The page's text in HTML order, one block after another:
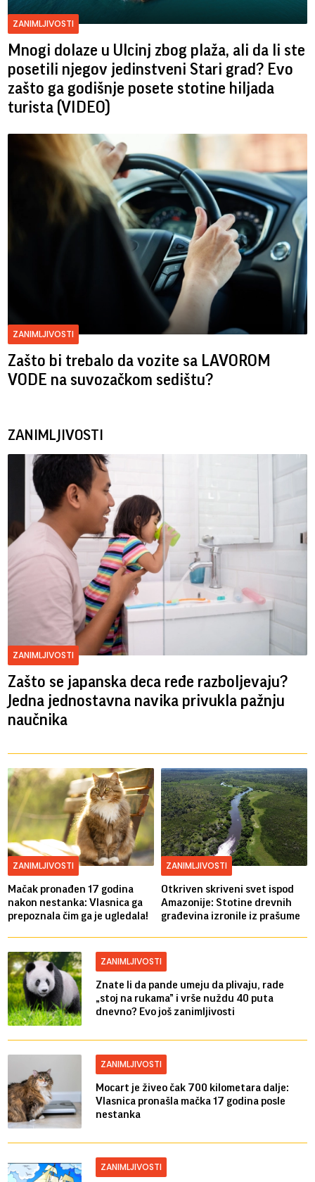
ZANIMLJIVOSTI
Mnogi dolaze u Ulcinj zbog plaža, ali da li ste
posetili njegov jedinstveni Stari grad? Evo
zašto ga godišnje posete stotine hiljada
turista (VIDEO)
ZANIMLJIVOSTI
Zašto bi trebalo da vozite sa LAVOROM
VODE na suvozačkom sedištu?
ZANIMLJIVOSTI
ZANIMLJIVOSTI
Zašto se japanska deca ređe razboljevaju?
Jedna jednostavna navika privukla pažnju
naučnika
ZANIMLJIVOSTI
Mačak pronađen 17 godina
nakon nestanka: Vlasnica ga
prepoznala čim ga je ugledala!
ZANIMLJIVOSTI
Otkriven skriveni svet ispod
Amazonije: Stotine drevnih
građevina izronile iz prašume
ZANIMLJIVOSTI
Znate li da pande umeju da plivaju, rade
„stoj na rukama” i vrše nuždu 40 puta
dnevno? Evo još zanimljivosti
ZANIMLJIVOSTI
Mocart je živeo čak 700 kilometara dalje:
Vlasnica pronašla mačka 17 godina posle
nestanka
ZANIMLJIVOSTI